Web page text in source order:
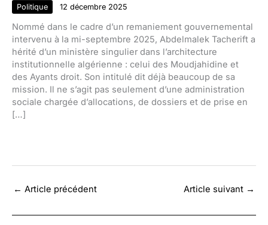
Politique 12 décembre 2025
Nommé dans le cadre d’un remaniement gouvernemental
intervenu à la mi-septembre 2025, Abdelmalek Tacherift a
hérité d’un ministère singulier dans l’architecture
institutionnelle algérienne : celui des Moudjahidine et
des Ayants droit. Son intitulé dit déjà beaucoup de sa
mission. Il ne s’agit pas seulement d’une administration
sociale chargée d’allocations, de dossiers et de prise en
[…]
← Article précédent Article suivant →